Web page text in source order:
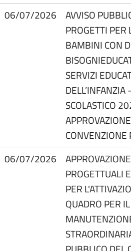
06/07/2026
AVVISO
PROGETTI PER
BAMBINI CON
SERVIZI
SCOLASTICO
CONVENZIONE
06/07/2026
PROGETTUALI
PER
QUADRO PER